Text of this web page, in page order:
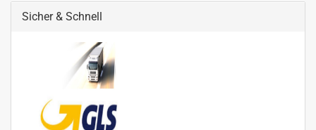
Sicher & Schnell